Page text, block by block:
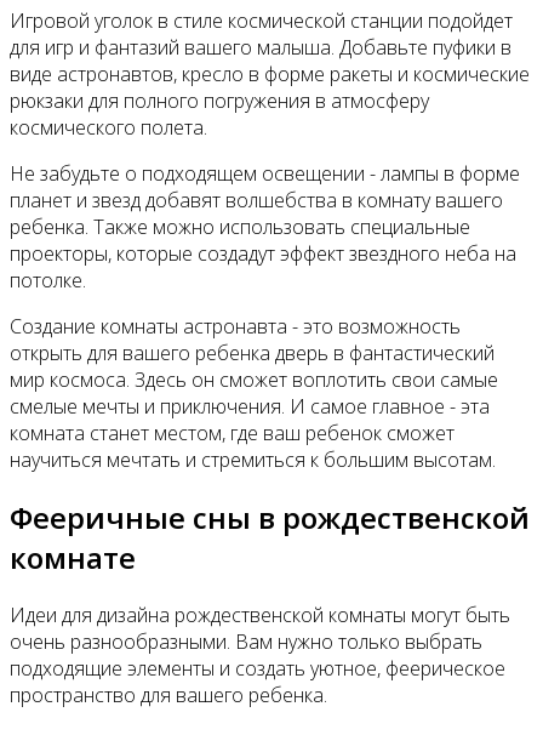
Игровой уголок в стиле космической станции подойдет
для игр и фантазий вашего малыша. Добавьте пуфики в
виде астронавтов, кресло в форме ракеты и космические
рюкзаки для полного погружения в атмосферу
космического полета.
Не забудьте о подходящем освещении - лампы в форме
планет и звезд добавят волшебства в комнату вашего
ребенка. Также можно использовать специальные
проекторы, которые создадут эффект звездного неба на
потолке.
Создание комнаты астронавта - это возможность
открыть для вашего ребенка дверь в фантастический
мир космоса. Здесь он сможет воплотить свои самые
смелые мечты и приключения. И самое главное - эта
комната станет местом, где ваш ребенок сможет
научиться мечтать и стремиться к большим высотам.
Фееричные сны в рождественской
комнате
Идеи для дизайна рождественской комнаты могут быть
очень разнообразными. Вам нужно только выбрать
подходящие элементы и создать уютное, феерическое
пространство для вашего ребенка.